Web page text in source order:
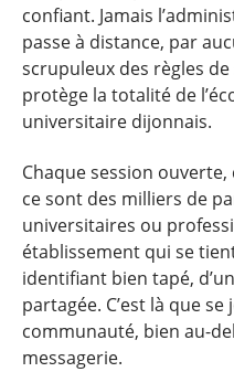
confiant. Jamais
passe à distance, par
scrupuleux des règles
protège la totalité de
universitaire dijonnais.
Chaque session
ce sont des milliers de
universitaires ou
établissement qui se
identifiant bien tapé,
partagée. C’est là que
communauté, bien au-
messagerie.